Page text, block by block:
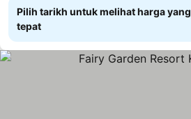
Pilih tarikh untuk melihat harga yang
tepat